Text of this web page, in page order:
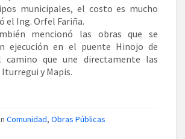
municipales, el costo es mucho
el Ing. Orfel Fariña.
mencionó las obras que se
ejecución en el puente Hinojo de
camino que une directamente las
y Mapis.
Comunidad, Obras Públicas